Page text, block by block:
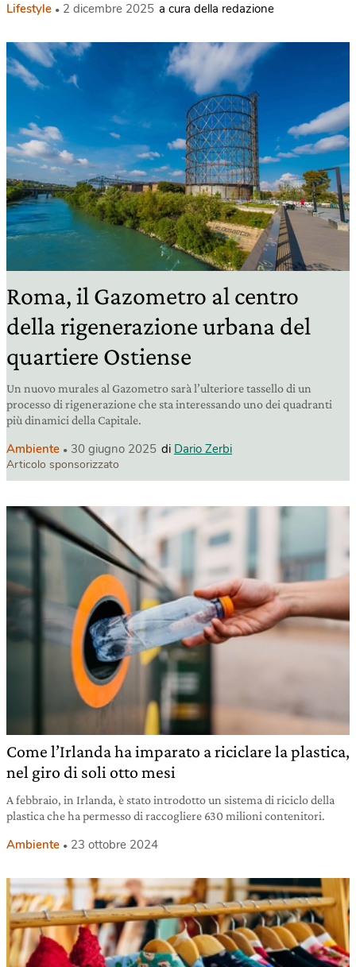
Lifestyle 2 dicembre 2025 a cura della redazione
Roma, il Gazometro al centro
della rigenerazione urbana del
quartiere Ostiense
Un nuovo murales al Gazometro sarà l’ulteriore tassello di un
processo di rigenerazione che sta interessando uno dei quadranti
più dinamici della Capitale.
Ambiente 30 giugno 2025 di Dario Zerbi
Articolo sponsorizzato
Come l’Irlanda ha imparato a riciclare la plastica,
nel giro di soli otto mesi
A febbraio, in Irlanda, è stato introdotto un sistema di riciclo della
plastica che ha permesso di raccogliere 630 milioni contenitori.
Ambiente 23 ottobre 2024